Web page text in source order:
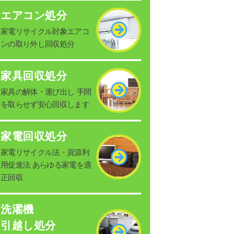
エアコン処分
家電リサイクル対象エアコ
ンの取り外し回収処分
家具回収処分
家具の解体・運び出し 手間
を取らせず安心回収します
家電回収処分
家電リサイクル法・資源利
用促進法 あらゆる家電を適
正回収
洗濯機
引越し処分